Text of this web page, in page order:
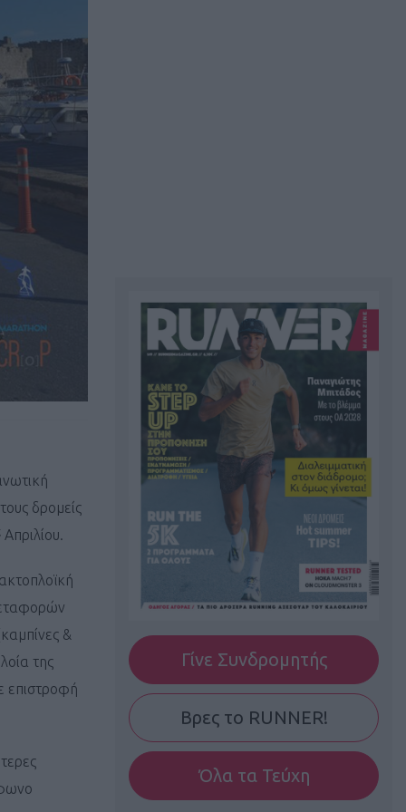
δρομείς
Απριλίου.
&
της
επιστροφή
Γίνε Συνδρομητής
Βρες το RUNNER!
Όλα τα Τεύχη